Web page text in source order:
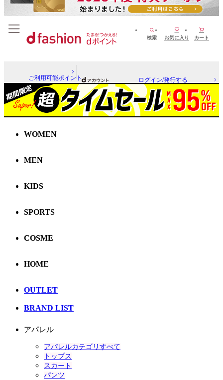
検索 お気に入り カート
ご利用可能ポイント ログイン/発行する
WOMEN
MEN
KIDS
SPORTS
COSME
HOME
OUTLET
BRAND LIST
アパレル
アパレルカテゴリすべて
トップス
スカート
パンツ